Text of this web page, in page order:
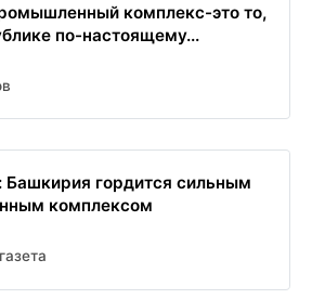
комплекс-это то,
по-настоящему...
Башкирия гордится сильным
комплексом